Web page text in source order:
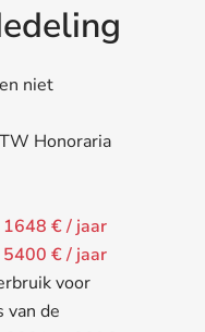
niet
Honoraria
1648 € / jaar
5400 € / jaar
voor
van de